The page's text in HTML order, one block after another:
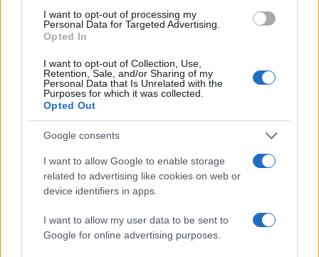
I want to opt-out of processing my
Personal Data for Targeted Advertising.
Opted In
I want to opt-out of Collection, Use,
Retention, Sale, and/or Sharing of my
Personal Data that Is Unrelated with the
Purposes for which it was collected.
Opted Out
Google consents
I want to allow Google to enable storage
related to advertising like cookies on web or
device identifiers in apps.
I want to allow my user data to be sent to
Google for online advertising purposes.
Condividi l'articolo
F
a
ce
b
o
o
k
T
w
it
te
r
n
te
st
h
at
p
p
h
a
Articolo precedente
NOTIZIE RECENTI
Nuovo sportello rifiuti a Palau, una svolta per gli
utenti